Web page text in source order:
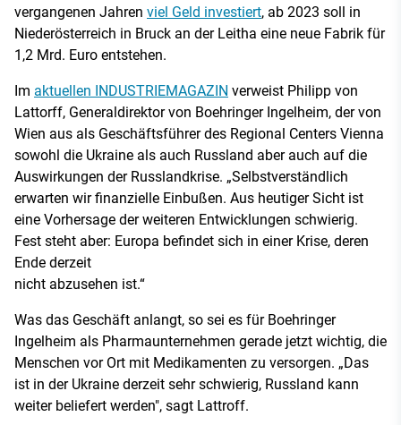
vergangenen Jahren viel Geld investiert, ab 2023 soll in
Niederösterreich in Bruck an der Leitha eine neue Fabrik für
1,2 Mrd. Euro entstehen.
Im aktuellen INDUSTRIEMAGAZIN verweist Philipp von
Lattorff, Generaldirektor von Boehringer Ingelheim, der von
Wien aus als Geschäftsführer des Regional Centers Vienna
sowohl die Ukraine als auch Russland aber auch auf die
Auswirkungen der Russlandkrise. „Selbstverständlich
erwarten wir finanzielle Einbußen. Aus heutiger Sicht ist
eine Vorhersage der weiteren Entwicklungen schwierig.
Fest steht aber: Europa befindet sich in einer Krise, deren
Ende derzeit
nicht abzusehen ist.“
Was das Geschäft anlangt, so sei es für Boehringer
Ingelheim als Pharmaunternehmen gerade jetzt wichtig, die
Menschen vor Ort mit Medikamenten zu versorgen. „Das
ist in der Ukraine derzeit sehr schwierig, Russland kann
weiter beliefert werden", sagt Lattroff.